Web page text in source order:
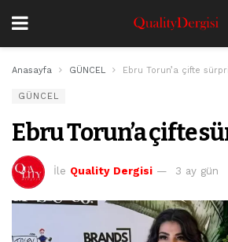
Anasayfa GÜNCEL Ebru Torun’a çifte
GÜNCEL
Ebru Torun’a çifte
İle Quality Dergisi 3 ay gün